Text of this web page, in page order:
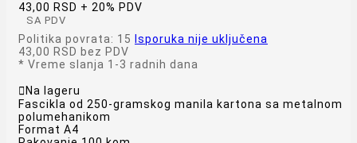
43,00 RSD + 20% PDV
SA PDV
Politika povrata: 15
Isporuka nije uključena
43,00 RSD bez PDV
* Vreme slanja 1-3 radnih dana
 Na lageru
Fascikla od 250-gramskog manila kartona sa metalnom
polumehanikom
Format A4